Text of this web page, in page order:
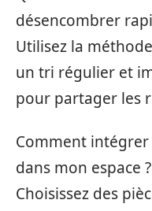
désencombrer
Utilisez la
un tri régulier et
pour partager les
Comment
dans mon espace ?
Choisissez des